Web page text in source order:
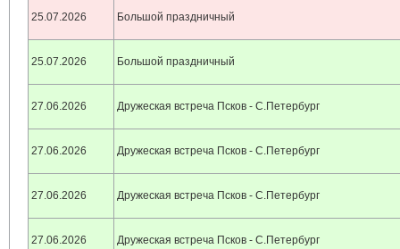
25.07.2026 Большой праздничный
25.07.2026 Большой праздничный
27.06.2026 Дружеская встреча Псков - С.Петербург
27.06.2026 Дружеская встреча Псков - С.Петербург
27.06.2026 Дружеская встреча Псков - С.Петербург
27.06.2026 Дружеская встреча Псков - С.Петербург